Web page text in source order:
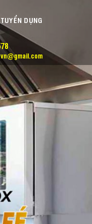
TUYỂN DỤNG